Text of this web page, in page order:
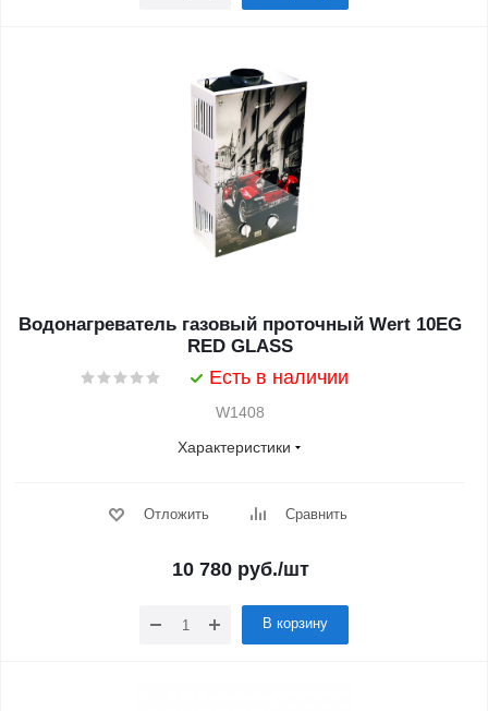
Водонагреватель газовый проточный Wert 10EG
RED GLASS
Есть в наличии
W1408
Характеристики
Отложить Сравнить
10 780руб./шт
В корзину